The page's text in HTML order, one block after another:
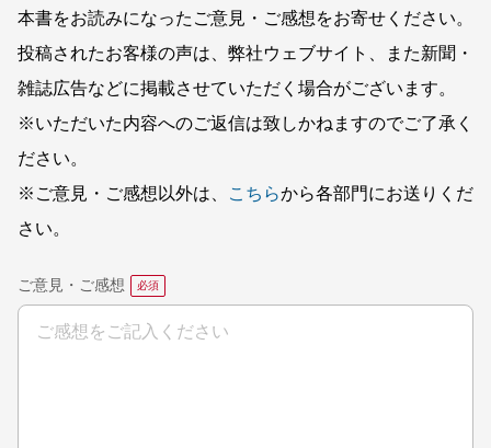
本書をお読みになったご意見・ご感想をお寄せください。
投稿されたお客様の声は、弊社ウェブサイト、また新聞・
雑誌広告などに掲載させていただく場合がございます。
※いただいた内容へのご返信は致しかねますのでご了承く
ださい。
※ご意見・ご感想以外は、
こちらから各部門にお送りくだ
さい。
ご意見・ご感想